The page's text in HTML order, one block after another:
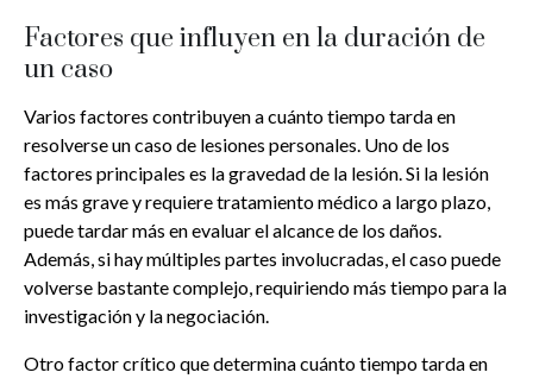
Factores que influyen en la duración de
un caso
Varios factores contribuyen a cuánto tiempo tarda en
resolverse un caso de lesiones personales. Uno de los
factores principales es la gravedad de la lesión. Si la lesión
es más grave y requiere tratamiento médico a largo plazo,
puede tardar más en evaluar el alcance de los daños.
Además, si hay múltiples partes involucradas, el caso puede
volverse bastante complejo, requiriendo más tiempo para la
investigación y la negociación.
Otro factor crítico que determina cuánto tiempo tarda en